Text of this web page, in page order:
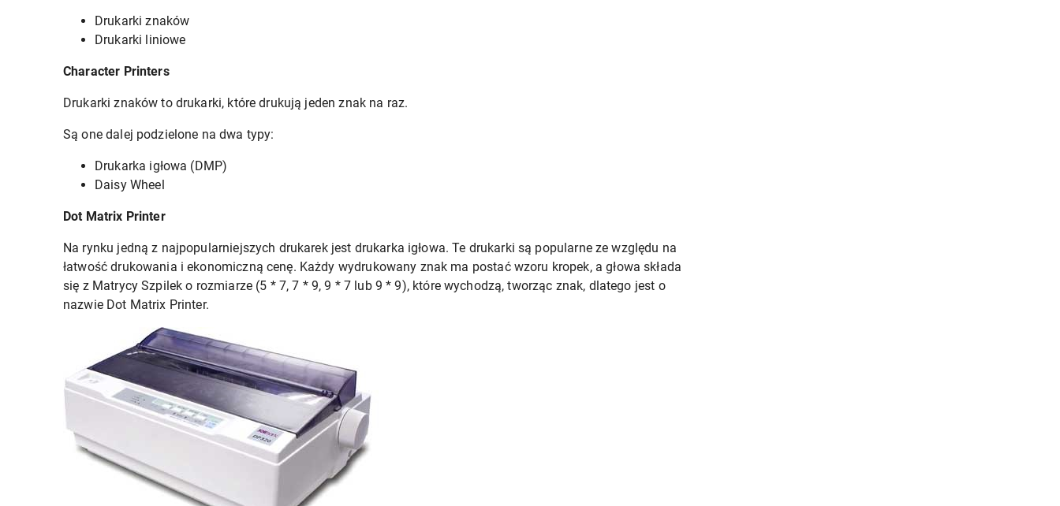
Drukarki znaków
Drukarki liniowe
Character Printers
Drukarki znaków to drukarki, które drukują jeden znak na raz.
Są one dalej podzielone na dwa typy:
Drukarka igłowa (DMP)
Daisy Wheel
Dot Matrix Printer
Na rynku jedną z najpopularniejszych drukarek jest drukarka igłowa. Te drukarki są popularne ze względu na
łatwość drukowania i ekonomiczną cenę. Każdy wydrukowany znak ma postać wzoru kropek, a głowa składa
się z Matrycy Szpilek o rozmiarze (5 * 7, 7 * 9, 9 * 7 lub 9 * 9), które wychodzą, tworząc znak, dlatego jest o
nazwie Dot Matrix Printer.